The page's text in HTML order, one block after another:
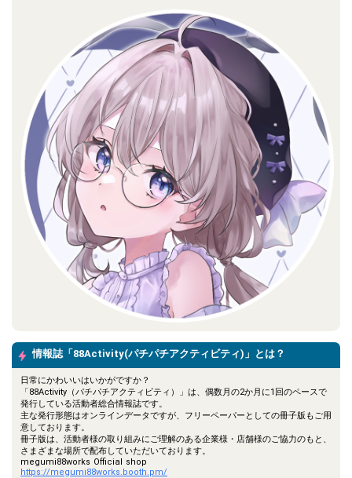
情報誌「88Activity(パチパチアクティビティ)」とは？
日常にかわいいはいかがですか？
「88Activity（パチパチアクティビティ）」は、偶数月の2か月に1回のペースで
発行している活動者総合情報誌です。
主な発行形態はオンラインデータですが、フリーペーパーとしての冊子版もご用
意しております。
冊子版は、活動者様の取り組みにご理解のある企業様・店舗様のご協力のもと、
さまざまな場所で配布していただいております。
megumi88works Official shop
https://megumi88works.booth.pm/